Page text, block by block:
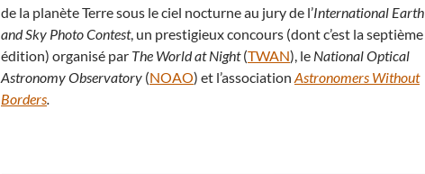
de la planète Terre sous le ciel nocturne au jury de l’International Earth
and Sky Photo Contest, un prestigieux concours (dont c’est la septième
édition) organisé par The World at Night(TWAN), le National Optical
Astronomy Observatory (NOAO) et l’association Astronomers Without
Borders.